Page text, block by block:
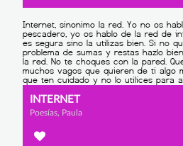
INTERNET
Poesías, Paula